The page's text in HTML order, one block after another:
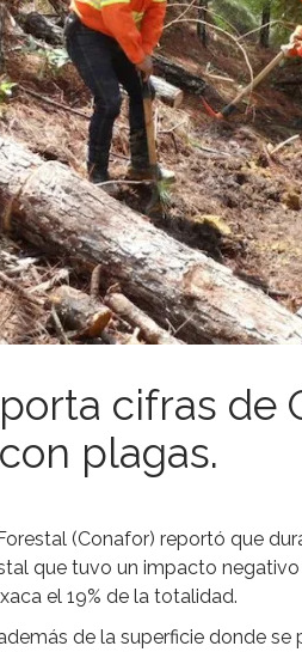
cifras de
plagas.
(Conafor) reportó que
que tuvo un impacto
el 19% de la totalidad.
de la superficie donde